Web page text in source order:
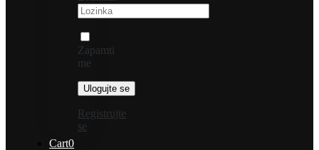
Zapamti
me
Registrujte
se
Cart0